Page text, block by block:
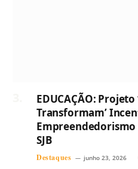
EDUCAÇÃO: Projeto
Transformam’
Empreendedorismo
SJB
Destaques junho 23, 2026